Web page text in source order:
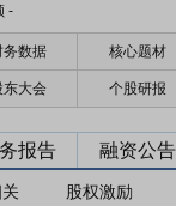
-
务数据 核心题材
东大会 个股研报
报告 融资公告
股权激励